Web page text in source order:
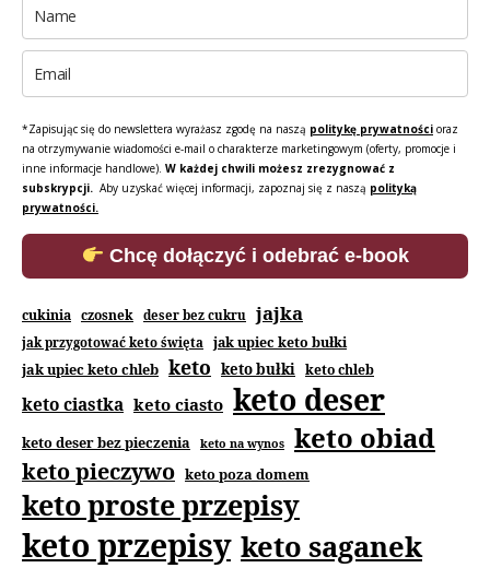
*Zapisując się do newslettera wyrażasz zgodę na naszą politykę prywatności oraz
na otrzymywanie wiadomości e-mail o charakterze marketingowym (oferty, promocje i
inne informacje handlowe). W każdej chwili możesz zrezygnować z
subskrypcji. Aby uzyskać więcej informacji, zapoznaj się z naszą polityką
prywatności.
Chcę dołączyć i odebrać e-book
cukinia czosnek deser bez cukru jajka
jak przygotować keto święta jak upiec keto bułki
jak upiec keto chleb keto keto bułki keto chleb
keto ciastka keto ciasto keto deser
keto deser bez pieczenia keto na wynos keto obiad
keto pieczywo keto poza domem
keto proste przepisy
keto przepisy keto saganek